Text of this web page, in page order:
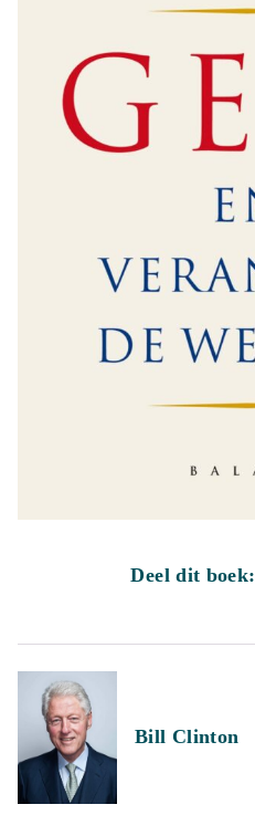
Deel dit boek:
Bill Clinton